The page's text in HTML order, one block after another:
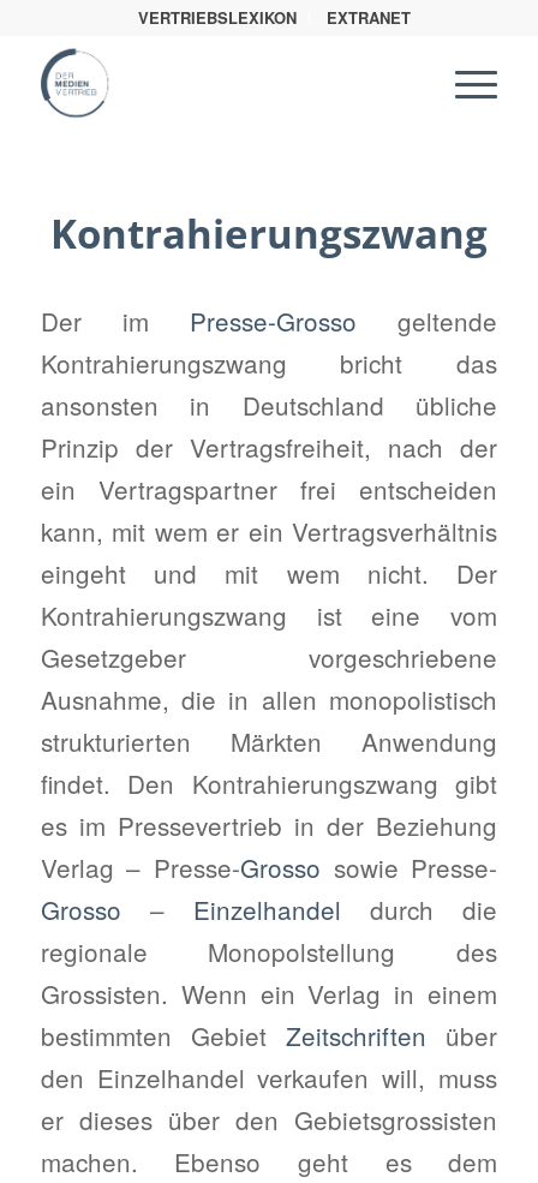
VERTRIEBSLEXIKON EXTRANET
Kontrahierungszwang
Der im Presse-Grosso geltende
Kontrahierungszwang bricht das
ansonsten in Deutschland übliche
Prinzip der Vertragsfreiheit, nach der
ein Vertragspartner frei entscheiden
kann, mit wem er ein Vertragsverhältnis
eingeht und mit wem nicht. Der
Kontrahierungszwang ist eine vom
Gesetzgeber vorgeschriebene
Ausnahme, die in allen monopolistisch
strukturierten Märkten Anwendung
findet. Den Kontrahierungszwang gibt
es im Pressevertrieb in der Beziehung
Verlag – Presse-Grosso sowie Presse-
Grosso – Einzelhandel durch die
regionale Monopolstellung des
Grossisten. Wenn ein Verlag in einem
bestimmten GebietZeitschriften über
den Einzelhandel verkaufen will, muss
er dieses über den Gebietsgrossisten
machen. Ebenso geht es dem